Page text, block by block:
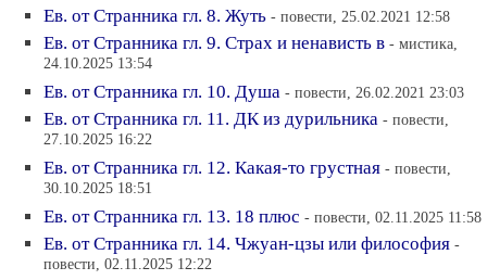
Ев. от Странника гл. 8. Жуть - повести, 25.02.2021 12:58
Ев. от Странника гл. 9. Страх и ненависть в - мистика,
24.10.2025 13:54
Ев. от Странника гл. 10. Душа - повести, 26.02.2021 23:03
Ев. от Странника гл. 11. ДК из дурильника - повести,
27.10.2025 16:22
Ев. от Странника гл. 12. Какая-то грустная - повести,
30.10.2025 18:51
Ев. от Странника гл. 13. 18 плюс - повести, 02.11.2025 11:58
Ев. от Странника гл. 14. Чжуан-цзы или философия -
повести, 02.11.2025 12:22